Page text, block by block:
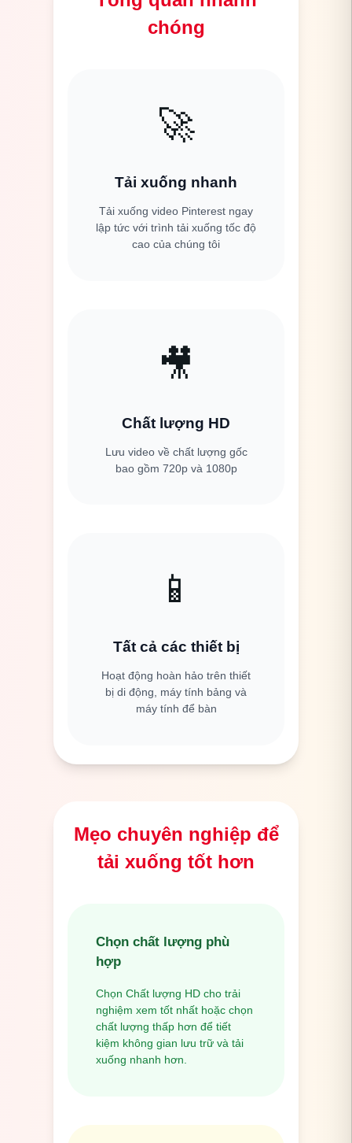
chóng
🚀
Tải xuống nhanh
Tải xuống video Pinterest ngay
lập tức với trình tải xuống tốc độ
cao của chúng tôi
🎥
Chất lượng HD
Lưu video về chất lượng gốc
bao gồm 720p và 1080p
📱
Tất cả các thiết bị
Hoạt động hoàn hảo trên thiết
bị di động, máy tính bảng và
máy tính để bàn
Mẹo chuyên nghiệp để
tải xuống tốt hơn
Chọn chất lượng phù
hợp
Chọn Chất lượng HD cho trải
nghiệm xem tốt nhất hoặc chọn
chất lượng thấp hơn để tiết
kiệm không gian lưu trữ và tải
xuống nhanh hơn.